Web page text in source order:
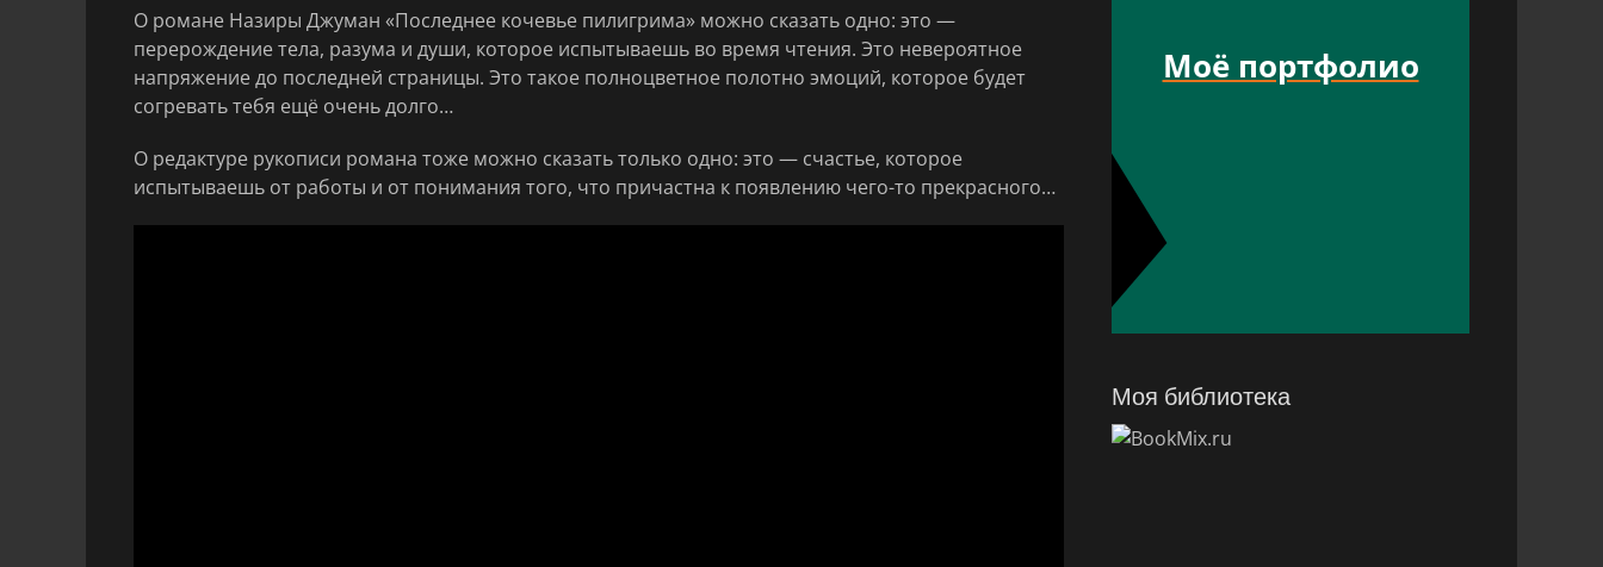
О романе Назиры Джуман «Последнее кочевье пилигрима» можно сказать одно: это —
перерождение тела, разума и души, которое испытываешь во время чтения. Это невероятное
напряжение до последней страницы. Это такое полноцветное полотно эмоций, которое будет
согревать тебя ещё очень долго…
О редактуре рукописи романа тоже можно сказать только одно: это — счастье, которое
испытываешь от работы и от понимания того, что причастна к появлению чего-то прекрасного…
Моё портфолио
Моя библиотека